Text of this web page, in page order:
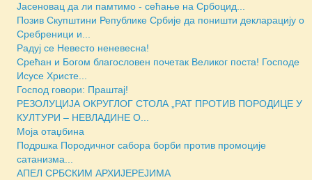
Јасеновац да ли памтимо - сећање на Србоцид...
Позив Скупштини Републике Србије да поништи декларацију о
Сребреници и...
Радуј се Невесто неневесна!
Срећан и Богом благословен почетак Великог поста! Господе
Исусе Христе...
Господ говори: Праштај!
РЕЗОЛУЦИЈА ОКРУГЛОГ СТОЛА „РАТ ПРОТИВ ПОРОДИЦЕ У
КУЛТУРИ – НЕВЛАДИНЕ О...
Моја отаџбина
Подршка Породичног сабора борби против промоције
сатанизма...
АПЕЛ СРБСКИМ АРХИЈЕРЕЈИМА